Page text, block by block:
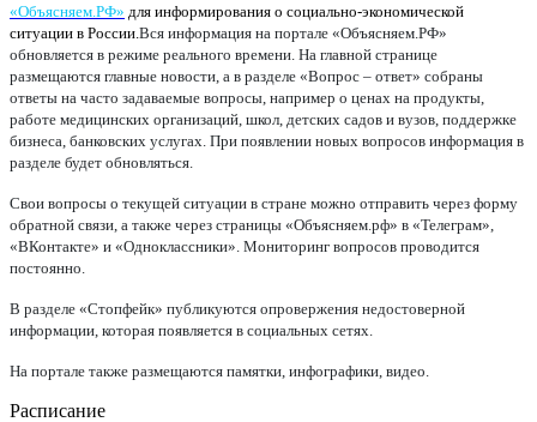
«Объясняем.РФ» для информирования о социально-экономической
ситуации в России. Вся информация на портале «Объясняем.РФ»
обновляется в режиме реального времени. На главной странице
размещаются главные новости, а в разделе «Вопрос – ответ» собраны
ответы на часто задаваемые вопросы, например о ценах на продукты,
работе медицинских организаций, школ, детских садов и вузов, поддержке
бизнеса, банковских услугах. При появлении новых вопросов информация в
разделе будет обновляться.
Свои вопросы о текущей ситуации в стране можно отправить через форму
обратной связи, а также через страницы «Объясняем.рф» в «Телеграм»,
«ВКонтакте» и «Одноклассники». Мониторинг вопросов проводится
постоянно.
В разделе «Стопфейк» публикуются опровержения недостоверной
информации, которая появляется в социальных сетях.
На портале также размещаются памятки, инфографики, видео.
Расписание